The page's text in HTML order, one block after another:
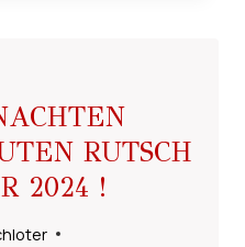
RUTSCH
2024 !